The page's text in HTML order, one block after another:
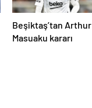
Beşiktaş’tan Arthur
Masuaku kararı